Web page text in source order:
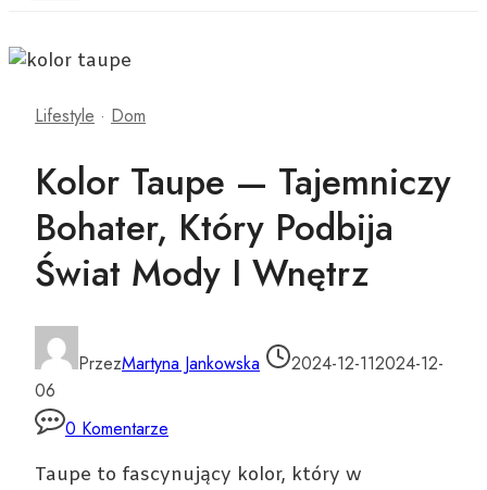
Lifestyle · Dom
Kolor Taupe — Tajemniczy
Bohater, Który Podbija
Świat Mody I Wnętrz
PrzezMartyna Jankowska 2024-12-112024-12-
06
0 Komentarze
Taupe to fascynujący kolor, który w